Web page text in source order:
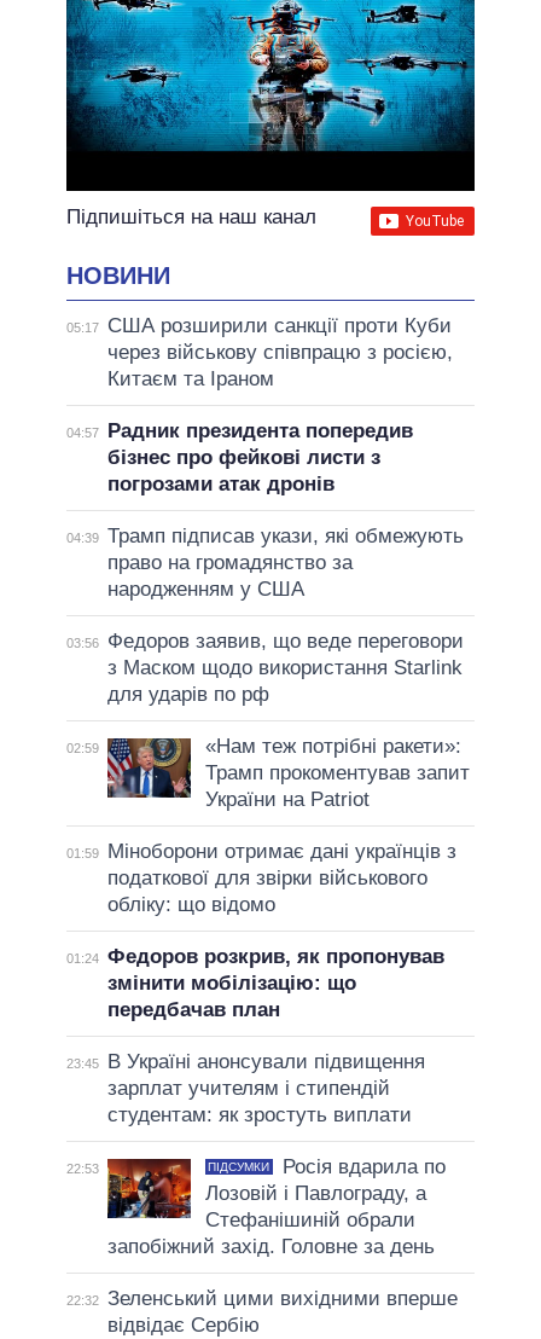
Підпишіться на наш канал
НОВИНИ
05:17
США розширили санкції проти Куби
через військову співпрацю з росією,
Китаєм та Іраном
04:57
Радник президента попередив
бізнес про фейкові листи з
погрозами атак дронів
04:39 Трамп підписав укази, які обмежують
право на громадянство за
народженням у США
03:56
Федоров заявив, що веде переговори
з Маском щодо використання Starlink
для ударів по рф
02:59
«Нам теж потрібні ракети»:
Трамп прокоментував запит
України на Patriot
01:59
Міноборони отримає дані українців з
податкової для звірки військового
обліку: що відомо
01:24 Федоров розкрив, як пропонував
змінити мобілізацію: що
передбачав план
23:45
В Україні анонсували підвищення
зарплат учителям і стипендій
студентам: як зростуть виплати
22:53 ПІДСУМКИ
Росія вдарила по
Лозовій і Павлограду, а
Стефанішиній обрали
запобіжний захід. Головне за день
22:32 Зеленський цими вихідними вперше
відвідає Сербію